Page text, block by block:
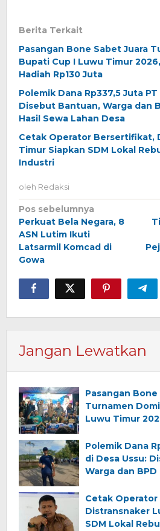
Berita Terkait
Pasangan Bone Sabet Juara
Bupati Cup I Luwu Timur
Hadiah Rp130 Juta
Polemik Dana Rp337,5 Juta
Disebut Bantuan, Warga dan
Hasil Sewa Lahan Desa
Cetak Operator Bersertifikat,
Timur Siapkan SDM Lokal
Industri
oleh Redaksi
Navigasi
pos
Pos sebelumnya
Perkuat Bela Negara, 8
ASN Lutim Ikuti
Latsarmil Komcad di
Gowa
Jangan Lewatkan
Pasangan
Turnamen
Luwu Timur
Polemik Dana
di Desa Ussu:
Warga dan
Cetak
Distransnaker
SDM Lokal